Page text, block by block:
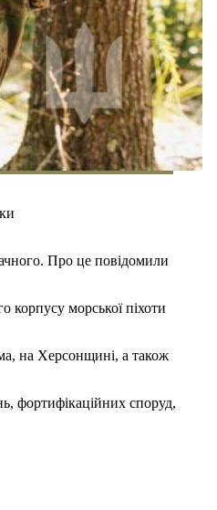
Про це повідомили
корпусу морської піхоти
на Херсонщині, а також
фортифікаційних споруд,